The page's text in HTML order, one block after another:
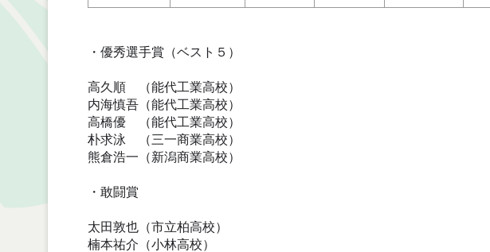
・優秀選手賞（ベスト５）
高久順 （能代工業高校）
内海慎吾（能代工業高校）
高橋優 （能代工業高校）
朴求泳 （三一商業高校）
熊倉浩一（新潟商業高校）
・敢闘賞
太田敦也（市立柏高校）
楠本祐介（小林高校）